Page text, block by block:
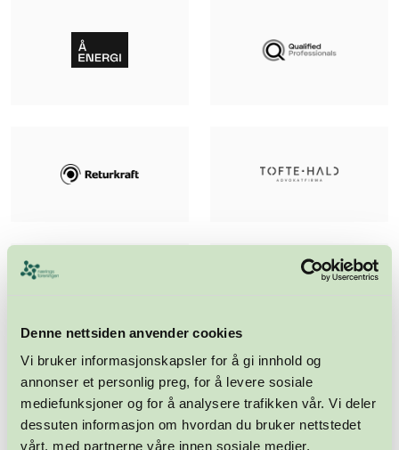
Denne nettsiden anvender cookies
Vi bruker informasjonskapsler for å gi innhold og
annonser et personlig preg, for å levere sosiale
mediefunksjoner og for å analysere trafikken vår. Vi deler
dessuten informasjon om hvordan du bruker nettstedet
vårt, med partnerne våre innen sosiale medier,